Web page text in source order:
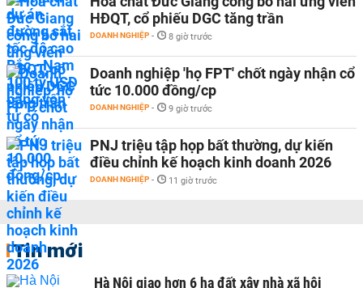
HĐQT, cổ phiếu DGC tăng trần
DOANH NGHIỆP - 8 giờ trước
Doanh nghiệp 'họ FPT' chốt ngày nhận cổ
tức 10.000 đồng/cp
DOANH NGHIỆP - 9 giờ trước
PNJ triệu tập họp bất thường, dự kiến
điều chỉnh kế hoạch kinh doanh 2026
DOANH NGHIỆP - 11 giờ trước
Tin mới
Hà Nội giao hơn 6 ha đất xây nhà xã hội